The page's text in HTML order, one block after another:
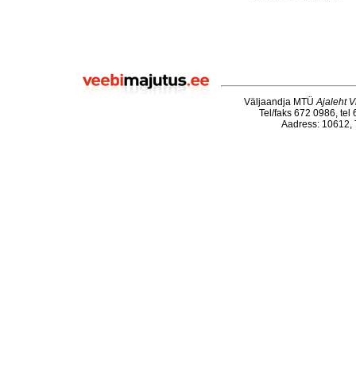
Väljaandja MTÜAjaleht
Tel/faks 672 0986, tel
Aadress: 10612,